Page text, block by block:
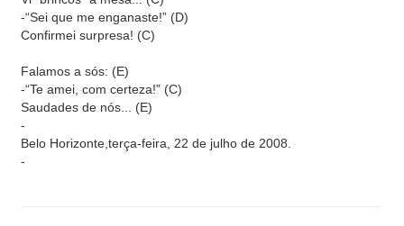
-“Sei que me enganaste!” (D)
Confirmei surpresa! (C)
Falamos a sós: (E)
-“Te amei, com certeza!” (C)
Saudades de nós... (E)
-
Belo Horizonte,terça-feira, 22 de julho de 2008.
-